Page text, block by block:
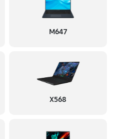
M647
X568